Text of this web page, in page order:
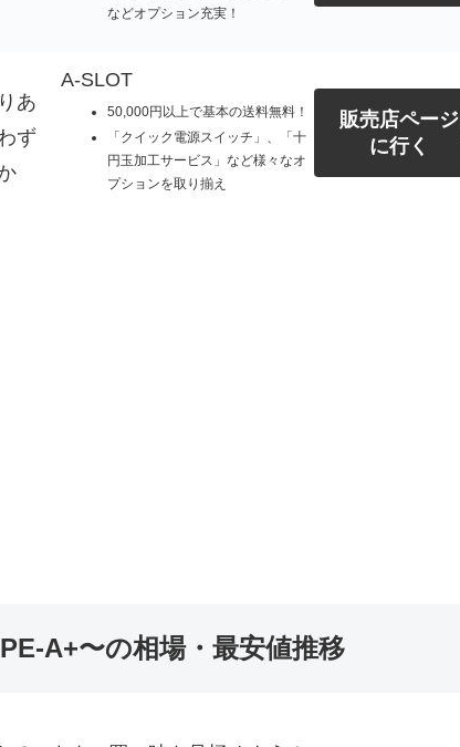
などオプション充実！
あ
ず
A-SLOT
50,000円以上で基本の送料無料！
「クイック電源スイッチ」、「十
円玉加工サービス」など様々なオ
プションを取り揃え
販売店ページ
に行く
A+〜の相場・最安値推移